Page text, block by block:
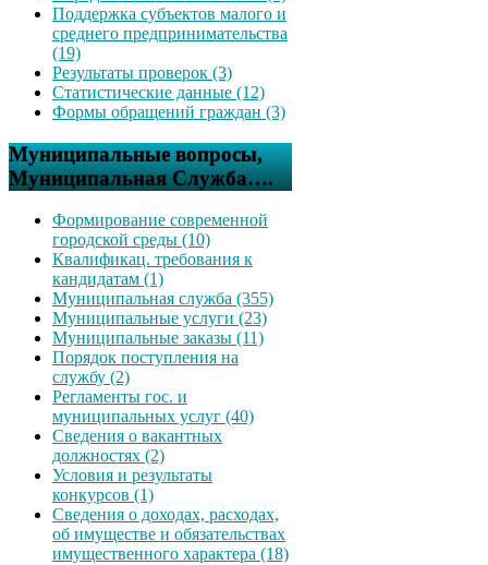
Поддержка субъектов малого и
среднего предпринимательства
(19)
Результаты проверок (3)
Статистические данные (12)
Формы обращений граждан (3)
Муниципальные вопросы,
Муниципальная Служба….
Формирование современной
городской среды (10)
Квалификац. требования к
кандидатам (1)
Муниципальная служба (355)
Муниципальные услуги (23)
Муниципальные заказы (11)
Порядок поступления на
службу (2)
Регламенты гос. и
муниципальных услуг (40)
Сведения о вакантных
должностях (2)
Условия и результаты
конкурсов (1)
Сведения о доходах, расходах,
об имуществе и обязательствах
имущественного характера (18)